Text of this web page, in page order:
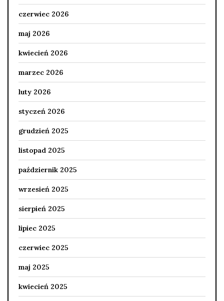
czerwiec 2026
maj 2026
kwiecień 2026
marzec 2026
luty 2026
styczeń 2026
grudzień 2025
listopad 2025
październik 2025
wrzesień 2025
sierpień 2025
lipiec 2025
czerwiec 2025
maj 2025
kwiecień 2025